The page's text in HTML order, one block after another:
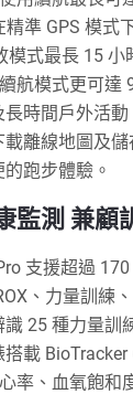
準 GPS 模式
模式最長 15
航模式更可達
時間戶外活
離線地圖及
跑步體驗。
監測 兼顧
支援超過
、力量訓練
25 種力量訓
載
率、血氧飽和